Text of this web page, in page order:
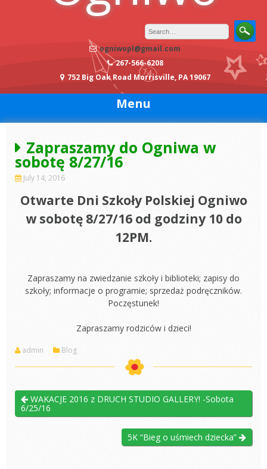
ogniwopl@gmail.com
267-566-6208
752 Big Oak Road Morrisville, PA 19067
Menu
Zapraszamy do Ogniwa w
sobotę 8/27/16
July 14, 2016
Otwarte Dni Szkoły Polskiej Ogniwo
w sobotę 8/27/16 od godziny 10 do
12PM.
Zapraszamy na zwiedzanie szkoły i biblioteki; zapisy do
szkoły; informacje o programie; sprzedaż podręczników.
Poczęstunek!
Zapraszamy rodziców i dzieci!
admin Blog
WAKACJE 2016 z DRUCH STUDIO GALLERY! -Sobota
6/25/16
5K “Bieg o uśmiech dziecka”